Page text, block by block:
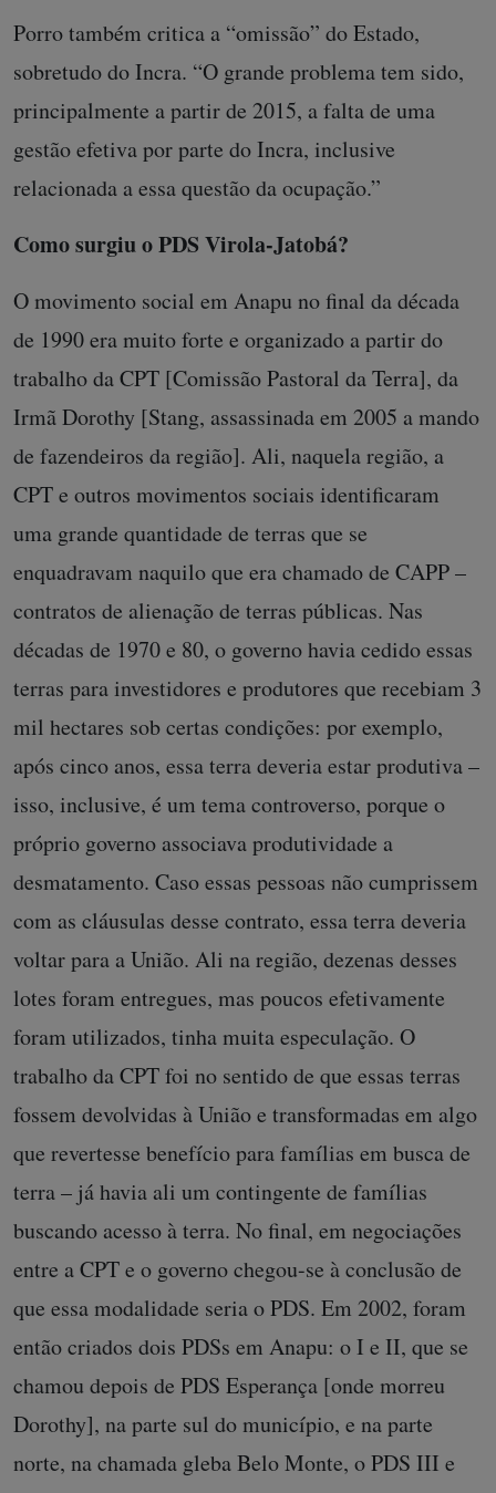
Porro também critica a “omissão” do Estado,
sobretudo do Incra. “O grande problema tem sido,
principalmente a partir de 2015, a falta de uma
gestão efetiva por parte do Incra, inclusive
relacionada a essa questão da ocupação.”
Como surgiu o PDS Virola-Jatobá?
O movimento social em Anapu no final da década
de 1990 era muito forte e organizado a partir do
trabalho da CPT [Comissão Pastoral da Terra], da
Irmã Dorothy [Stang, assassinada em 2005 a mando
de fazendeiros da região]. Ali, naquela região, a
CPT e outros movimentos sociais identificaram
uma grande quantidade de terras que se
enquadravam naquilo que era chamado de CAPP –
contratos de alienação de terras públicas. Nas
décadas de 1970 e 80, o governo havia cedido essas
terras para investidores e produtores que recebiam 3
mil hectares sob certas condições: por exemplo,
após cinco anos, essa terra deveria estar produtiva –
isso, inclusive, é um tema controverso, porque o
próprio governo associava produtividade a
desmatamento. Caso essas pessoas não cumprissem
com as cláusulas desse contrato, essa terra deveria
voltar para a União. Ali na região, dezenas desses
lotes foram entregues, mas poucos efetivamente
foram utilizados, tinha muita especulação. O
trabalho da CPT foi no sentido de que essas terras
fossem devolvidas à União e transformadas em algo
que revertesse benefício para famílias em busca de
terra – já havia ali um contingente de famílias
buscando acesso à terra. No final, em negociações
entre a CPT e o governo chegou-se à conclusão de
que essa modalidade seria o PDS. Em 2002, foram
então criados dois PDSs em Anapu: o I e II, que se
chamou depois de PDS Esperança [onde morreu
Dorothy], na parte sul do município, e na parte
norte, na chamada gleba Belo Monte, o PDS III e